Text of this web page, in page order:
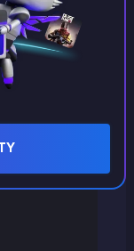
Fabric-API.
wersji